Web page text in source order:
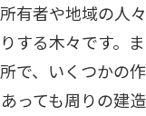
有者や地域の人
する木々です。
で、いくつかの
っても周りの建